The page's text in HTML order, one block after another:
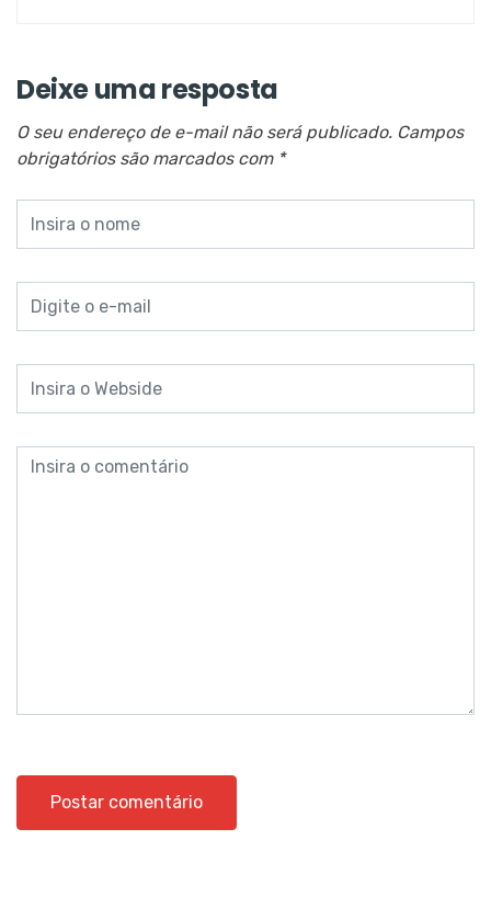
Deixe uma resposta
O seu endereço de e-mail não será publicado. Campos
obrigatórios são marcados com *